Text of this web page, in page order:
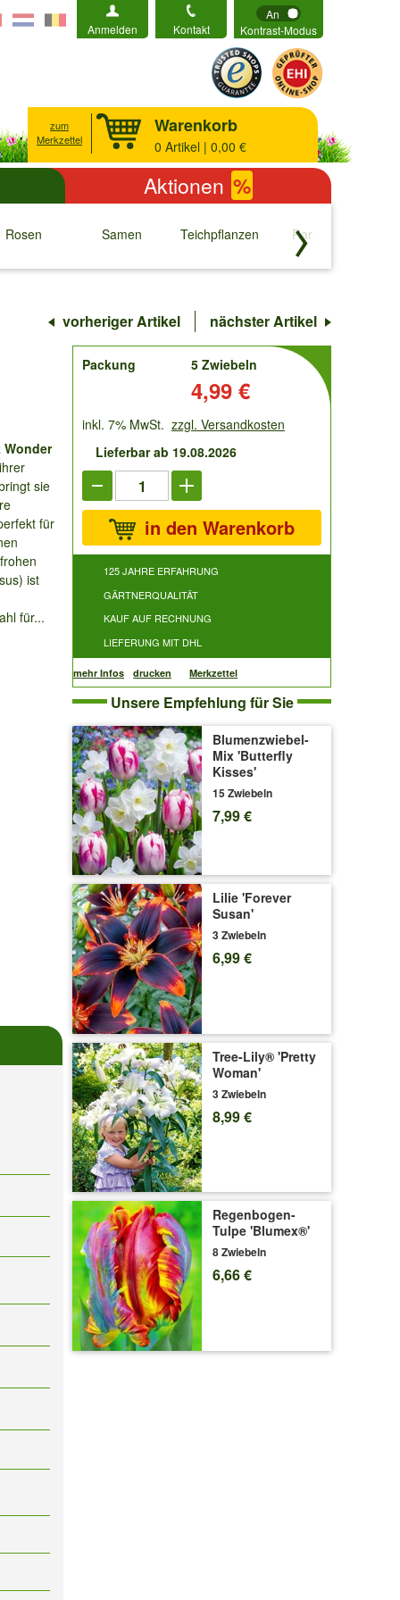
Anmelden Kontakt
An
Kontrast-Modus
zum
Merkzettel
Warenkorb
0 Artikel | 0,00 €
Aktionen %
Rosen Samen
↓
Teichpflanzen
↓
Raritäten
↓
vorheriger Artikel nächster Artikel
Wonder
sie
für
ist
für...
order
Packung
5 Zwiebeln
4,99 €
inkl. 7% MwSt. zzgl. Versandkosten
Lieferbar ab 19.08.2026
in den Warenkorb
125 JAHRE ERFAHRUNG
GÄRTNERQUALITÄT
KAUF AUF RECHNUNG
LIEFERUNG MIT DHL
mehr Infos drucken Merkzettel
Unsere Empfehlung für Sie
Blumenzwiebel-
Mix 'Butterfly
Kisses'
15 Zwiebeln
7,99 €
Lilie 'Forever
Susan'
3 Zwiebeln
6,99 €
Tree-Lily® 'Pretty
Woman'
3 Zwiebeln
8,99 €
Regenbogen-
Tulpe 'Blumex®'
8 Zwiebeln
6,66 €